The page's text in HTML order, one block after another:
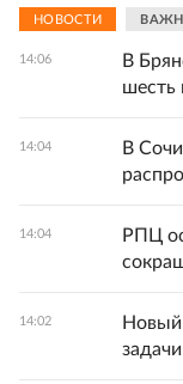
НОВОСТИ
14:06
В
шесть
14:04
В
14:04
РПЦ
14:02
Новый